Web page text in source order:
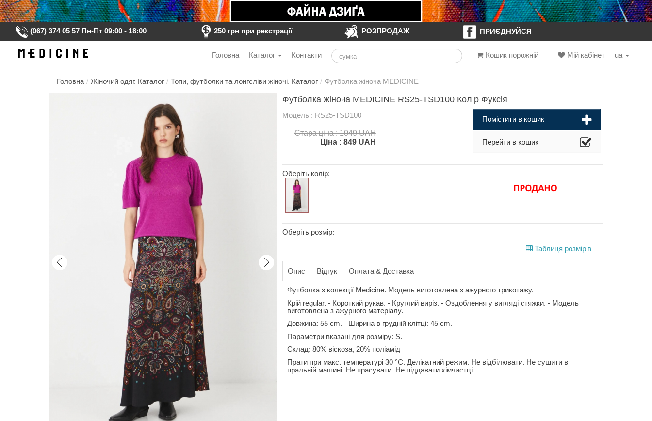
(067) 374 05 57 Пн-Пт 09:00 - 18:00 250 грн при реєстрації РОЗПРОДАЖ ПРИЄДНУЙСЯ
ua
Мій кабінет
Кошик порожній
Головна Каталог Контакти
Головна / Жіночий одяг. Каталог / Топи, футболки та лонгсліви жіночі. Каталог / Футболка жіноча MEDICINE
Футболка жіноча MEDICINE RS25-TSD100 Колір Фуксія
Модель : RS25-TSD100
Стара ціна : 1049 UAH
Ціна : 849 UAH
Помістити в кошик
Перейти в кошик
Оберіть колір:
Оберіть розмір:
Таблиця розмірів
Опис Відгук Оплата & Доставка
Футболка з колекції Medicine. Модель виготовлена з ажурного трикотажу.
Крій regular. - Короткий рукав. - Круглий виріз. - Оздоблення у вигляді стяжки. - Модель
виготовлена з ажурного матеріалу.
Довжина: 55 cm. - Ширина в грудній клітці: 45 cm.
Параметри вказані для розміру: S.
Склад: 80% віскоза, 20% поліамід
Прати при макс. температурі 30 °C. Делікатний режим. Не відбілювати. Не сушити в
пральній машині. Не прасувати. Не піддавати хімчистці.